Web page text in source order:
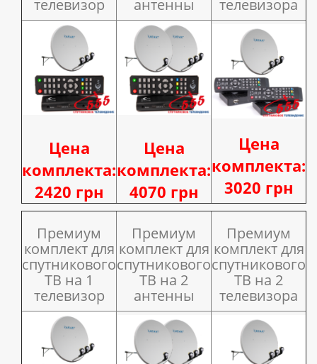
телевизор антенны телевизора
Цена
комплекта:
2420 грн
Цена
комплекта:
4070 грн
Цена
комплекта:
3020 грн
Премиум
комплект для
спутникового
ТВ на 1
телевизор
Премиум
комплект для
спутникового
ТВ на 2
антенны
Премиум
комплект для
спутникового
ТВ на 2
телевизора